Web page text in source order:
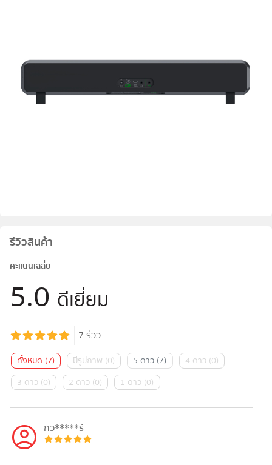
รีวิวสินค้า
คะแนนเฉลี่ย
5.0 ดีเยี่ยม
7รีวิว
ทั้งหมด (7) มีรูปภาพ (0) 5 ดาว (7) 4 ดาว (0)
3 ดาว (0) 2 ดาว (0) 1 ดาว (0)
กว*****ร์